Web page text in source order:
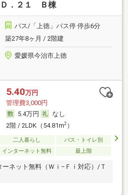
Ｄ．２１ Ｂ棟
バス/「上徳」バス停 停歩6分
築27年8ヶ月 / 2階建
愛媛県今治市上徳
5.40万円
管理費3,000円
5.4万円
なし
2階 / 2LDK（54.81m2）
二人暮らし
バス・トイレ別
インターネット無料 最上階
ネット無料（Ｗｉ−Ｆｉ対応）/Ｔ